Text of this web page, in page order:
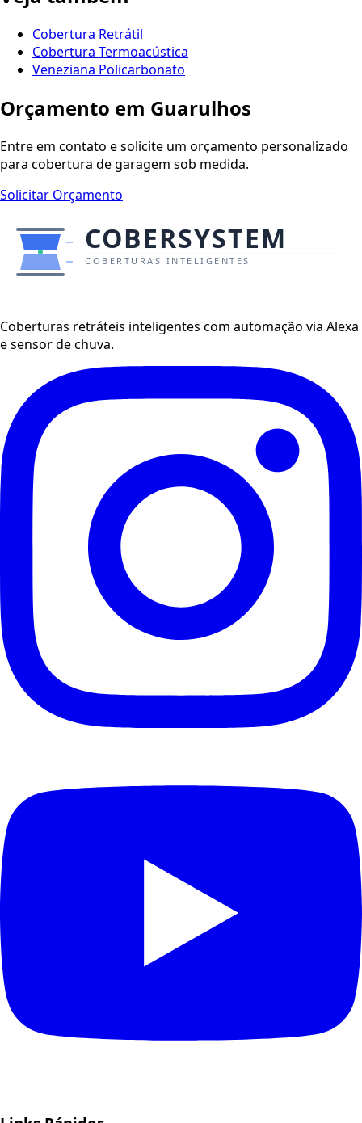
Cobertura Retrátil
Cobertura Termoacústica
Veneziana Policarbonato
Orçamento em Guarulhos
Entre em contato e solicite um orçamento personalizado
para cobertura de garagem sob medida.
Solicitar Orçamento
Coberturas retráteis inteligentes com automação via Alexa
e sensor de chuva.